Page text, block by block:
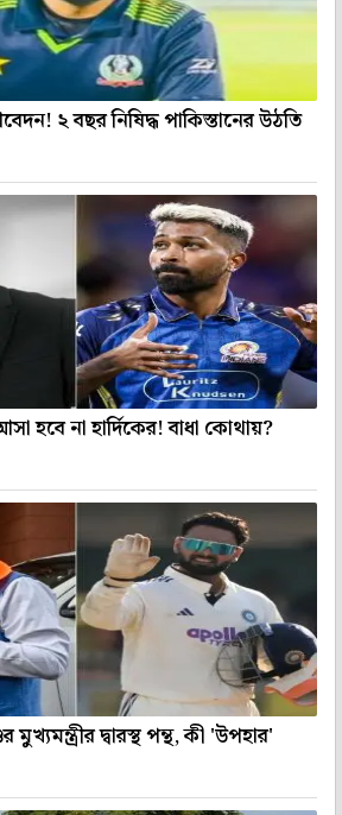
২ বছর নিষিদ্ধ পাকিস্তানের উঠতি
হবে না হার্দিকের! বাধা কোথায়?
মুখ্যমন্ত্রীর দ্বারস্থ পন্থ, কী 'উপহার'